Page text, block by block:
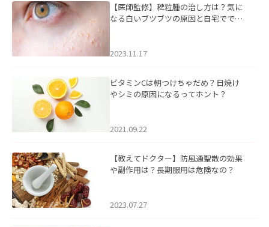
【医師監修】稗粒腫の治し方は？気に
なる白いブツブツの原因と自宅ででき
2023.11.17
ビタミンCは朝つけちゃだめ？日焼け
やシミの原因になるってホント？
2021.09.22
【教えてドクター】防風通聖散の効果
や副作用は？長期服用は危険なの？
2023.07.27